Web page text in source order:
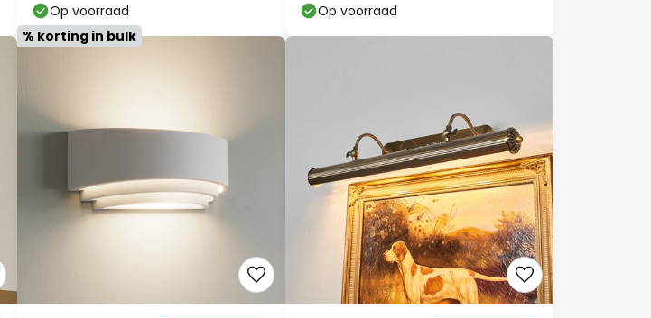
Op voorraad Op voorraad
% korting in bulk